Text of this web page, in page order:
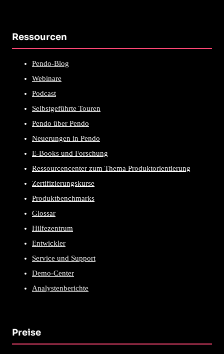
Ressourcen
Pendo-Blog
Webinare
Podcast
Selbstgeführte Touren
Pendo über Pendo
Neuerungen in Pendo
E-Books und Forschung
Ressourcencenter zum Thema Produktorientierung
Zertifizierungskurse
Produktbenchmarks
Glossar
Hilfezentrum
Entwickler
Service und Support
Demo-Center
Analystenberichte
Preise